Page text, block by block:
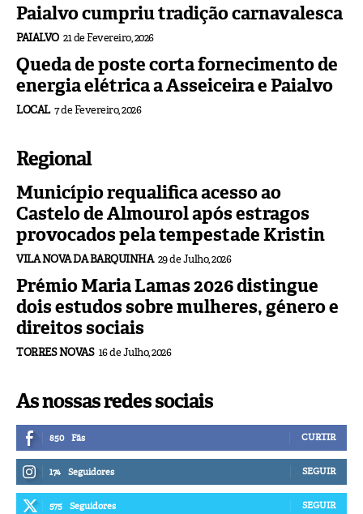
Paialvo cumpriu tradição carnavalesca
PAIALVO 21 de Fevereiro, 2026
Queda de poste corta fornecimento de
energia elétrica a Asseiceira e Paialvo
LOCAL 7 de Fevereiro, 2026
Regional
Município requalifica acesso ao
Castelo de Almourol após estragos
provocados pela tempestade Kristin
VILA NOVA DA BARQUINHA 29 de Julho, 2026
Prémio Maria Lamas 2026 distingue
dois estudos sobre mulheres, género e
direitos sociais
TORRES NOVAS 16 de Julho, 2026
As nossas redes sociais
850 Fãs CURTIR
174 Seguidores SEGUIR
575 Seguidores SEGUIR